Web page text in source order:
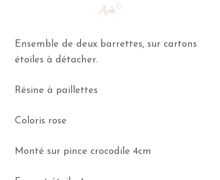
Avis 0
Ensemble de deux barrettes, sur cartons
étoiles à détacher.
Résine à paillettes
Coloris rose
Monté sur pince crocodile 4cm